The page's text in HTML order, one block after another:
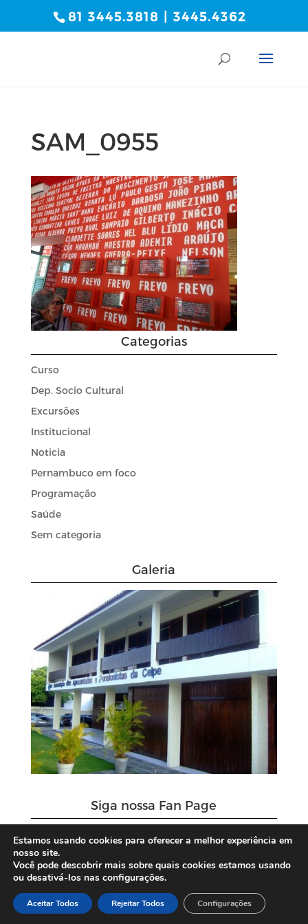
81 3445.3818 | 3445.4362
SAM_0955
Categorias
Curso
Dep. Socio Cultural
Excursões
Institucional
Noticia
Pernambuco em foco
Programação
Saúde
Sem categoria
Galeria
Siga nossa Fan Page
Estamos usando cookies para oferecer a melhor experiência em
nosso site.
Você pode descobrir mais sobre quais cookies estamos usando
ou desativá-los nas configurações.
Aceitar Todos Rejeitar Todos Configurações